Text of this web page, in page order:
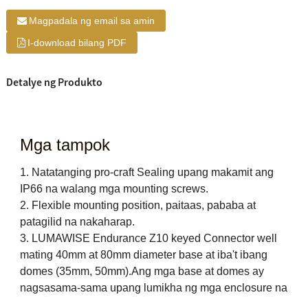
Magpadala ng email sa amin
I-download bilang PDF
Detalye ng Produkto
Mga tampok
1. Natatanging pro-craft Sealing upang makamit ang
IP66 na walang mga mounting screws.
2. Flexible mounting position, paitaas, pababa at
patagilid na nakaharap.
3. LUMAWISE Endurance Z10 keyed Connector well
mating 40mm at 80mm diameter base at iba't ibang
domes (35mm, 50mm).Ang mga base at domes ay
nagsasama-sama upang lumikha ng mga enclosure na